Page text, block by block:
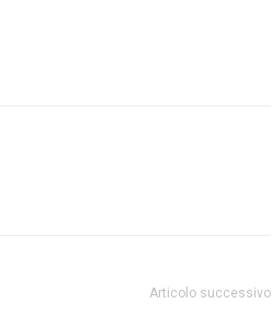
Articolo successivo